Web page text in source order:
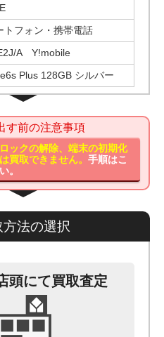
トフォン・携帯電話
A Y!mobile
Plus 128GB シルバー
す前の注意事項
ックの解除、端末の初期化
買取できません。手順はこ
。
方法の選択
頭にて買取査定